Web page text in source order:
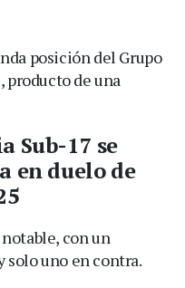
posición del Grupo
producto de una
Sub-17 se
en duelo de
con un
solo uno en contra.